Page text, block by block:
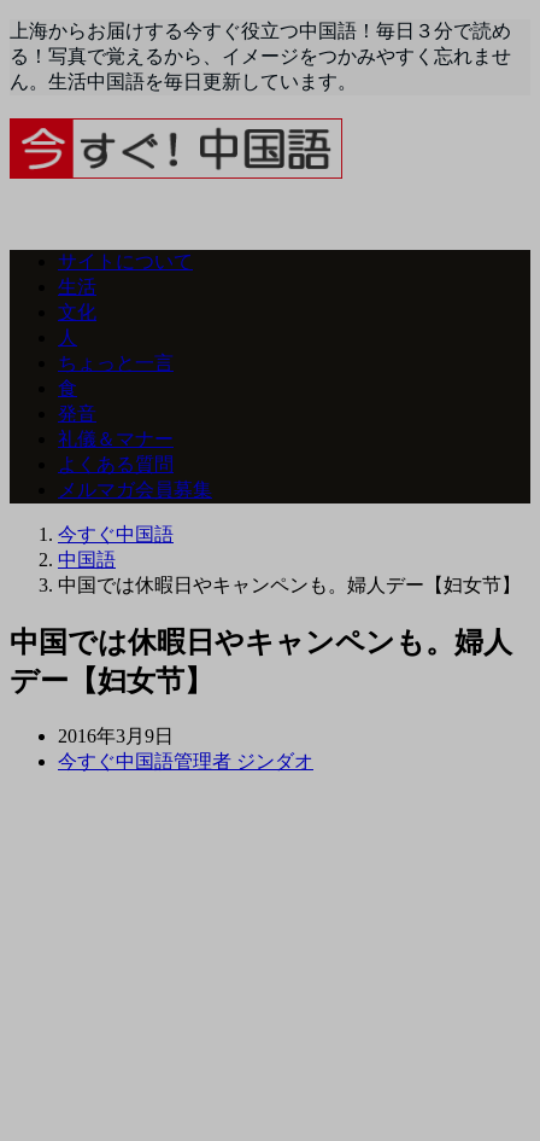
上海からお届けする今すぐ役立つ中国語！毎日３分で読め
る！写真で覚えるから、イメージをつかみやすく忘れませ
ん。生活中国語を毎日更新しています。
サイトについて
生活
文化
人
ちょっと一言
食
発音
礼儀＆マナー
よくある質問
メルマガ会員募集
今すぐ中国語
中国語
中国では休暇日やキャンペンも。婦人デー【妇女节】
中国では休暇日やキャンペンも。婦人
デー【妇女节】
2016年3月9日
今すぐ中国語管理者 ジンダオ